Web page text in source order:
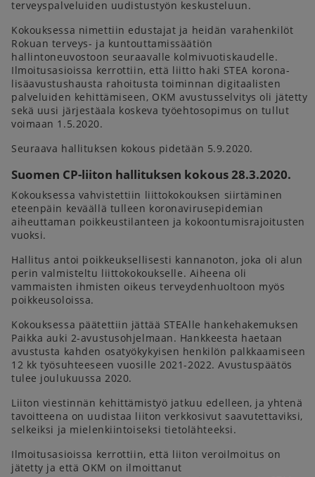
terveyspalveluiden uudistustyön keskusteluun.
Kokouksessa nimettiin edustajat ja heidän varahenkilöt
Rokuan terveys- ja kuntouttamissäätiön
hallintoneuvostoon seuraavalle kolmivuotiskaudelle.
Ilmoitusasioissa kerrottiin, että liitto haki STEA korona-
lisäavustushausta rahoitusta toiminnan digitaalisten
palveluiden kehittämiseen, OKM avustusselvitys oli jätetty
sekä uusi järjestäala koskeva työehtosopimus on tullut
voimaan 1.5.2020.
Seuraava hallituksen kokous pidetään 5.9.2020.
Suomen CP-liiton hallituksen kokous 28.3.2020.
Kokouksessa vahvistettiin liittokokouksen siirtäminen
eteenpäin keväällä tulleen koronavirusepidemian
aiheuttaman poikkeustilanteen ja kokoontumisrajoitusten
vuoksi.
Hallitus antoi poikkeuksellisesti kannanoton, joka oli alun
perin valmisteltu liittokokoukselle. Aiheena oli
vammaisten ihmisten oikeus terveydenhuoltoon myös
poikkeusoloissa.
Kokouksessa päätettiin jättää STEAlle hankehakemuksen
Paikka auki 2-avustusohjelmaan. Hankkeesta haetaan
avustusta kahden osatyökykyisen henkilön palkkaamiseen
12 kk työsuhteeseen vuosille 2021-2022. Avustuspäätös
tulee joulukuussa 2020.
Liiton viestinnän kehittämistyö jatkuu edelleen, ja yhtenä
tavoitteena on uudistaa liiton verkkosivut saavutettaviksi,
selkeiksi ja mielenkiintoiseksi tietolähteeksi.
Ilmoitusasioissa kerrottiin, että liiton veroilmoitus on
jätetty ja että OKM on ilmoittanut